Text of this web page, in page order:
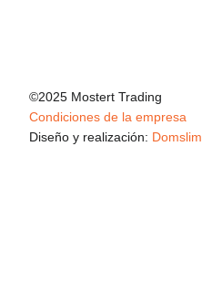
©2025 Mostert Trading
Condiciones de la empresa
Diseño y realización: Domslim